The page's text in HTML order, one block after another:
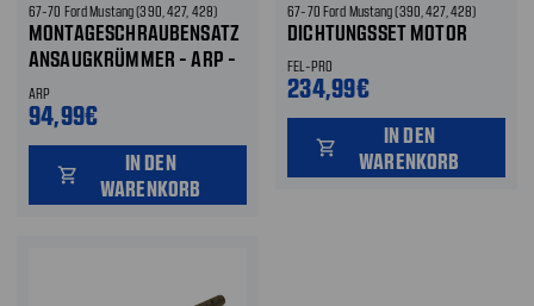
67-70 Ford Mustang (390, 427, 428)
MONTAGESCHRAUBENSATZ
ANSAUGKRÜMMER - ARP -
EDELSTAHL - POLIERT
ARP
94,99€
shopping_cart
IN DEN
WARENKORB
67-70 Ford Mustang (390, 427, 428)
DICHTUNGSSET MOTOR
FEL-PRO
234,99€
shopping_cart
IN DEN
WARENKORB